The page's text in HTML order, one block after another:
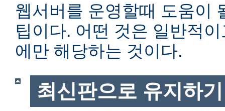
웹서버를 운영할때 도움이
팁이다. 어떤 것은 일반적
에만 해당하는 것이다.
최신판으로 유지하기